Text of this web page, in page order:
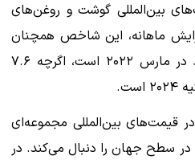
بین‌المللی گوشت و روغن‌های
ماهانه، این شاخص همچنان
۱۸.۸ درصد کمتر از اوج خود در مارس ۲۰۲۲ است، اگرچه ۷.۶
قیمت‌های بین‌المللی مجموعه‌ای
در سطح جهان را دنبال می‌کند. در